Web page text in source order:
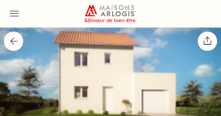
Accueil
Nos maisons
Nos annonces